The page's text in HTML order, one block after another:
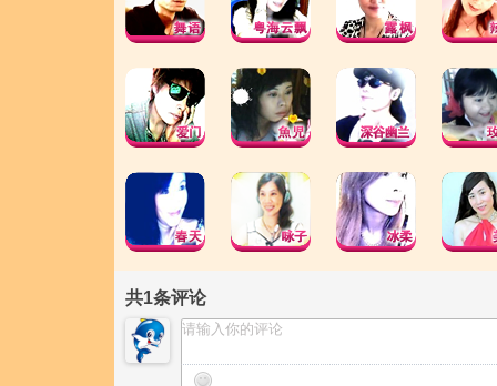
共1条评论